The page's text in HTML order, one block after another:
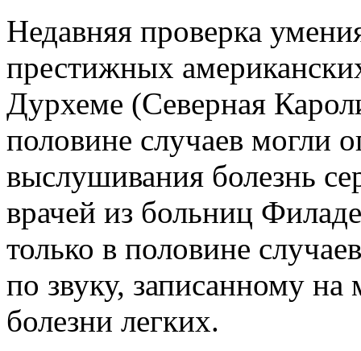
Недавняя проверка
престижных
Дурхеме (Северная
половине случаев могли
выслушивания болезнь
врачей из больниц
только в половине
по звуку, записанному на
болезни легких.